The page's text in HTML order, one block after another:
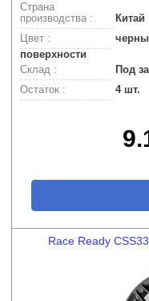
Страна
производства :
Китай
Цвет :
поверхности
Склад :
Под
Остаток :
4 шт.
Race Ready